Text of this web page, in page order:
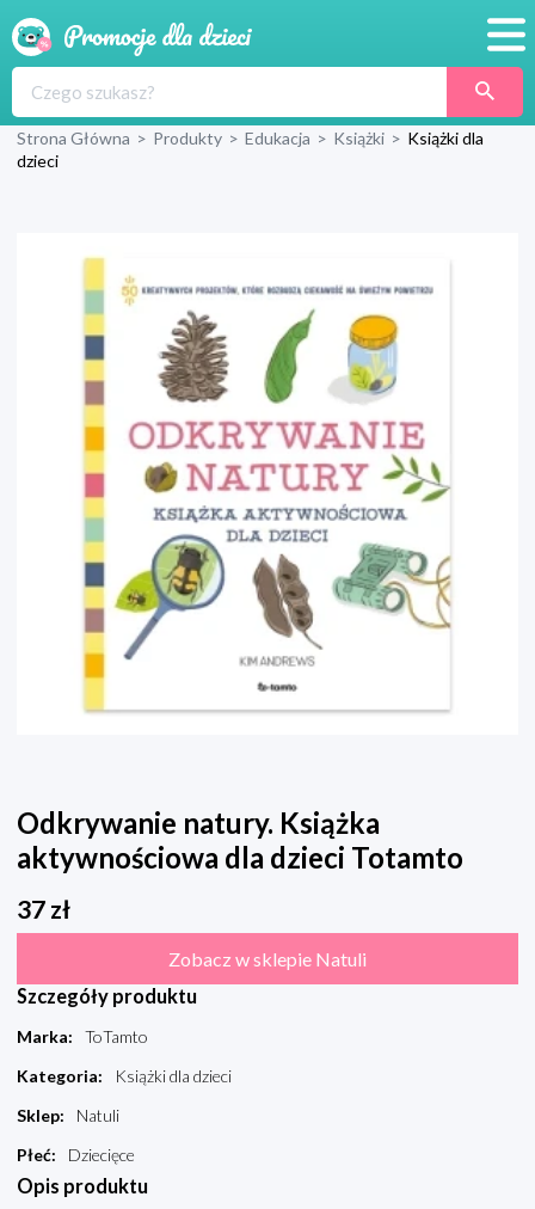
Produkty
Wyprawka
Strona Główna > Produkty > Edukacja > Książki > Książki dla
dzieci
Odkrywanie natury. Książka
aktywnościowa dla dzieci Totamto
37 zł
Zobacz w sklepie Natuli
Szczegóły produktu
Marka:
ToTamto
Kategoria:
Książki dla dzieci
Sklep:
Natuli
Płeć: Dziecięce
Opis produktu